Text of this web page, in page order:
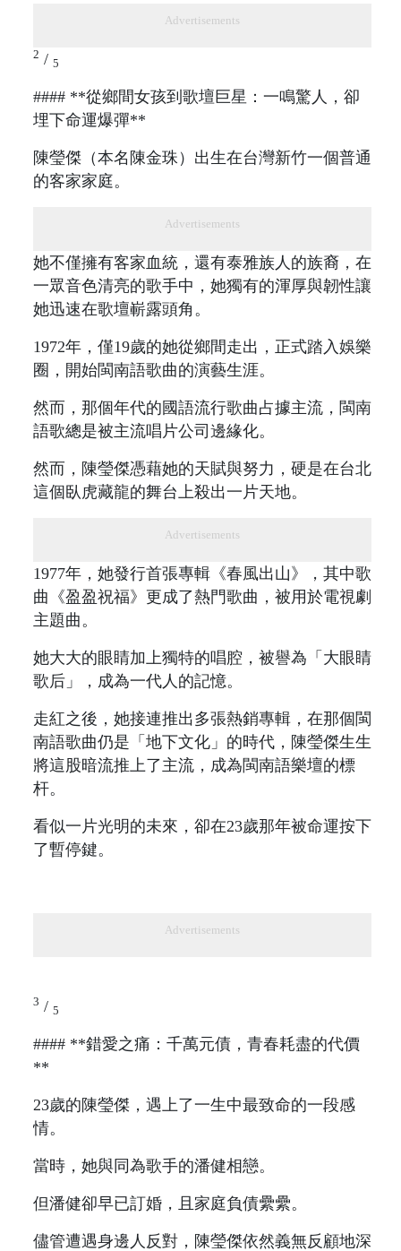
Advertisements
2 / 5
#### **從鄉間女孩到歌壇巨星：一鳴驚人，卻
埋下命運爆彈**
陳瑩傑（本名陳金珠）出生在台灣新竹一個普通
的客家家庭。
Advertisements
她不僅擁有客家血統，還有泰雅族人的族裔，在
一眾音色清亮的歌手中，她獨有的渾厚與韌性讓
她迅速在歌壇嶄露頭角。
1972年，僅19歲的她從鄉間走出，正式踏入娛樂
圈，開始閩南語歌曲的演藝生涯。
然而，那個年代的國語流行歌曲占據主流，閩南
語歌總是被主流唱片公司邊緣化。
然而，陳瑩傑憑藉她的天賦與努力，硬是在台北
這個臥虎藏龍的舞台上殺出一片天地。
Advertisements
1977年，她發行首張專輯《春風出山》，其中歌
曲《盈盈祝福》更成了熱門歌曲，被用於電視劇
主題曲。
她大大的眼睛加上獨特的唱腔，被譽為「大眼睛
歌后」，成為一代人的記憶。
走紅之後，她接連推出多張熱銷專輯，在那個閩
南語歌曲仍是「地下文化」的時代，陳瑩傑生生
將這股暗流推上了主流，成為閩南語樂壇的標
杆。
看似一片光明的未來，卻在23歲那年被命運按下
了暫停鍵。
Advertisements
3 / 5
#### **錯愛之痛：千萬元債，青春耗盡的代價
**
23歲的陳瑩傑，遇上了一生中最致命的一段感
情。
當時，她與同為歌手的潘健相戀。
但潘健卻早已訂婚，且家庭負債纍纍。
儘管遭遇身邊人反對，陳瑩傑依然義無反顧地深